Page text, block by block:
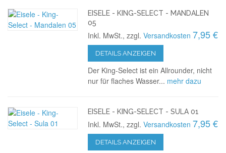
EISELE - KING-SELECT - MANDALEN
05
Inkl. MwSt., zzgl.Versandkosten 7,95 €
DETAILS ANZEIGEN
Der King-Select ist ein Allrounder, nicht
nur für flaches Wasser... mehr dazu
EISELE - KING-SELECT - SULA 01
Inkl. MwSt., zzgl.Versandkosten 7,95 €
DETAILS ANZEIGEN